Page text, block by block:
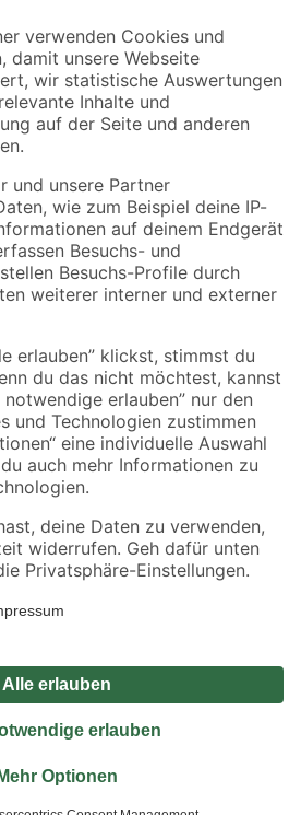
und Aktionen mehr verpassen!
Versandarten
MwSt.. Die dargestellten Angebote sind unter
Die angegebenen Verfügbarkeiten beziehen
gilt nicht für Artikel mit Speditionsversand, hier
Impressum
Vertrag widerrufen